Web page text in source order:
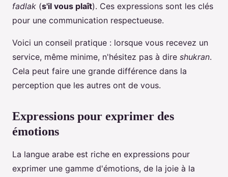
fadlak (s'il vous plaît). Ces expressions sont les clés
pour une communication respectueuse.
Voici un conseil pratique : lorsque vous recevez un
service, même minime, n'hésitez pas à dire shukran.
Cela peut faire une grande différence dans la
perception que les autres ont de vous.
Expressions pour exprimer des
émotions
La langue arabe est riche en expressions pour
exprimer une gamme d'émotions, de la joie à la